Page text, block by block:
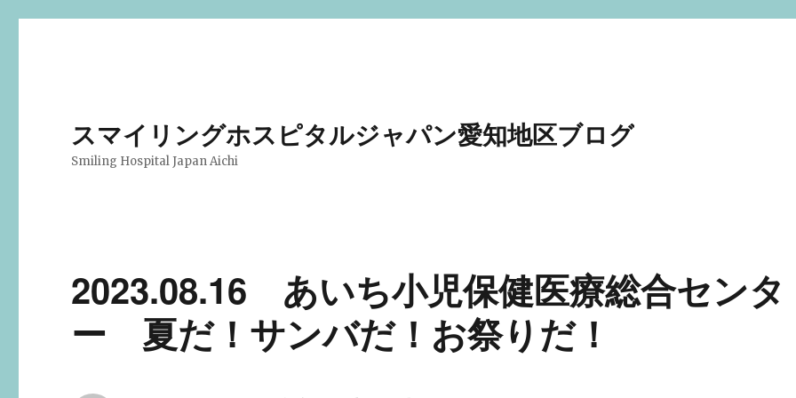
スマイリングホスピタルジャパン愛知地区ブログ
Smiling Hospital Japan Aichi
2023.08.16 あいち小児保健医療総合センタ
ー 夏だ！サンバだ！お祭りだ！